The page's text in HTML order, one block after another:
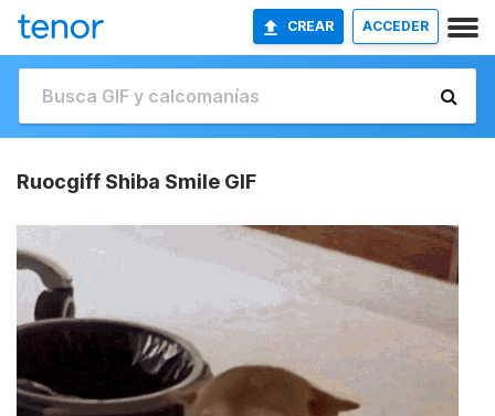
CREAR ACCEDER
Ruocgiff Shiba Smile GIF